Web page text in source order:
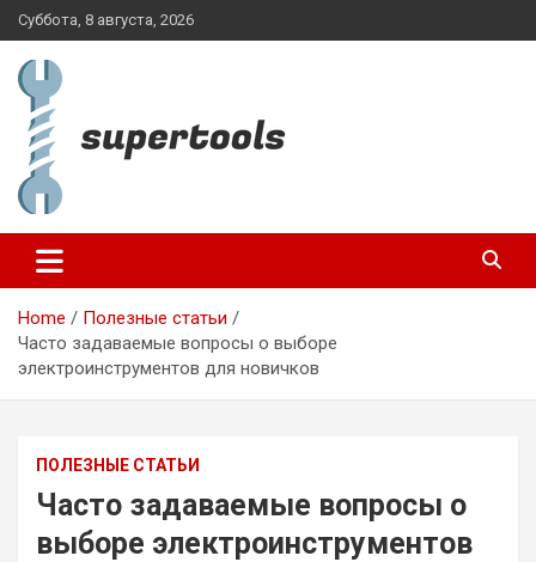
Skip
to
content
Суббота, 8 августа, 2026
supertools.com.ua
Home
Полезные статьи
Часто задаваемые вопросы о выборе
электроинструментов для новичков
ПОЛЕЗНЫЕ СТАТЬИ
Часто задаваемые вопросы о
выборе электроинструментов